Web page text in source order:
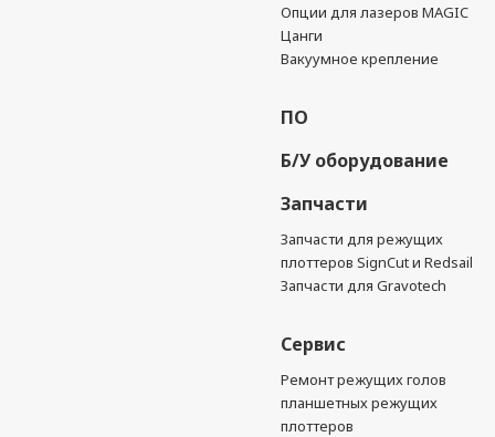
Опции для лазеров MAGIC
Цанги
Вакуумное крепление
ПО
Б/У оборудование
Запчасти
Запчасти для режущих
плоттеров SignCut и Redsail
Запчасти для Gravotech
Сервис
Ремонт режущих голов
планшетных режущих
плоттеров